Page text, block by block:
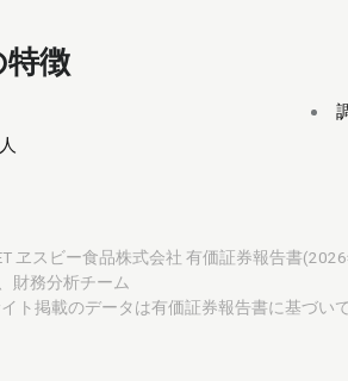
特徴
ヱスビー食品株式会社 有価証券報告書
財務分析チーム
ト掲載のデータは有価証券報告書に基づい